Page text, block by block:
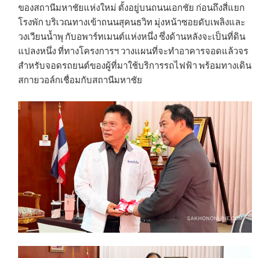
ของสถานีมหาชัยแห่งใหม่ ตั้งอยู่บนถนนเอกชัย ก่อนถึงสี่แยก
โรงพัก บริเวณทางเข้าถนนสุคนธวิท มุ่งหน้าซอยดับเพลิงและ
วงเวียนน้ำพุ กับอพาร์ทเมนต์แห่งหนึ่ง ซึ่งด้านหลังจะเป็นที่ดิน
แปลงหนึ่ง ที่ทางโครงการฯ วางแผนที่จะทำอาคารจอดแล้วจร
สำหรับจอดรถยนต์ของผู้ที่มาใช้บริการรถไฟฟ้า พร้อมทางเดิน
สกายวอล์กเชื่อมกับสถานีมหาชัย